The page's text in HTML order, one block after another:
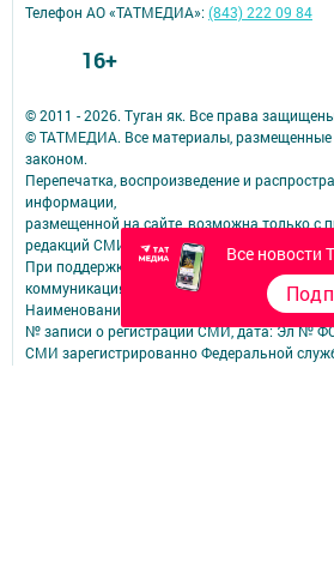
Все новости
© 2011 - 2026. Туган як. Все права
© ТАТМЕДИА. Все материалы, размещенные
законом.
Перепечатка, воспроизведение и
информации,
размещенной на сайте, возможна только с
редакций СМИ.
При поддержке Республиканского
коммуникациям.
Наименование СМИ: Туган як
№ записи о регистрации СМИ, дата: Эл №
СМИ зарегистрированно Федеральной
Телефон АО «ТАТМЕДИА»:(843) 222 09 84
16+